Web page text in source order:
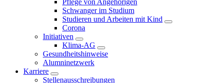
Pflege von Angehörigen
Schwanger im Studium
Studieren und Arbeiten mit Kind
Corona
Initiativen
Klima-AG
Gesundheitshinweise
Alumninetzwerk
Karriere
Stellenausschreibungen